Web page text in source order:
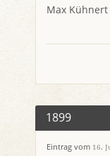
Max Kühnert
1899
Eintrag vom 16.